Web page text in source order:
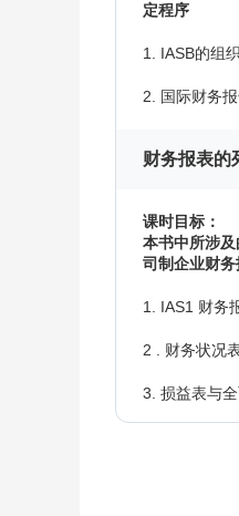
定程序
1. IASB的组
2. 国际财务
财务报表的
课时目标：
本书中所涉
司制企业财
1. IAS1 财务
2 . 财务状况
3. 损益表与